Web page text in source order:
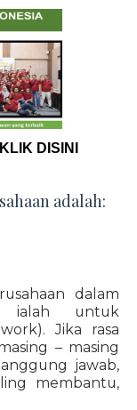
KLIK DISINI
adalah:
dalam
ialah untuk
Jika rasa
– masing
jawab,
membantu,